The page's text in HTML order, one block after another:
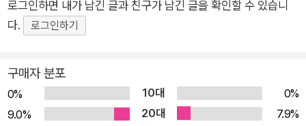
상태에서 회복해, 주도적으로 자신의 삶을 재편할 수 있는 길을
제시한다. 저자는 개인적인 상황에 따라 자신의 현재 상태에 맞추
아웃 상태에서 벗어나는 법, 다시 일터로 복귀하는 길과 재발을
막기 위한 조언까지 번아웃 극복 방법을 단계별로 알려 준다. “번
아웃 증후군은 다각적인 시각과 여러 영역에 걸친 접근법을 가지
로그인하면 내가 남긴 글과 친구가 남긴 글을 확인할 수 있습니
다.
로그인하기
구매자 분포
0% 10대
0%
9.0%
20대
7.9%